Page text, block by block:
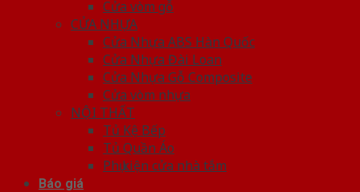
Cửa vòm gỗ
CỬA NHỰA
Cửa Nhựa ABS Hàn Quốc
Cửa Nhựa Đài Loan
Cửa Nhựa Gỗ Composite
Cửa vòm nhựa
NỘI THẤT
Tủ Kệ Bếp
Tủ Quần Áo
Phụ kiện cửa nhà tắm
Báo giá